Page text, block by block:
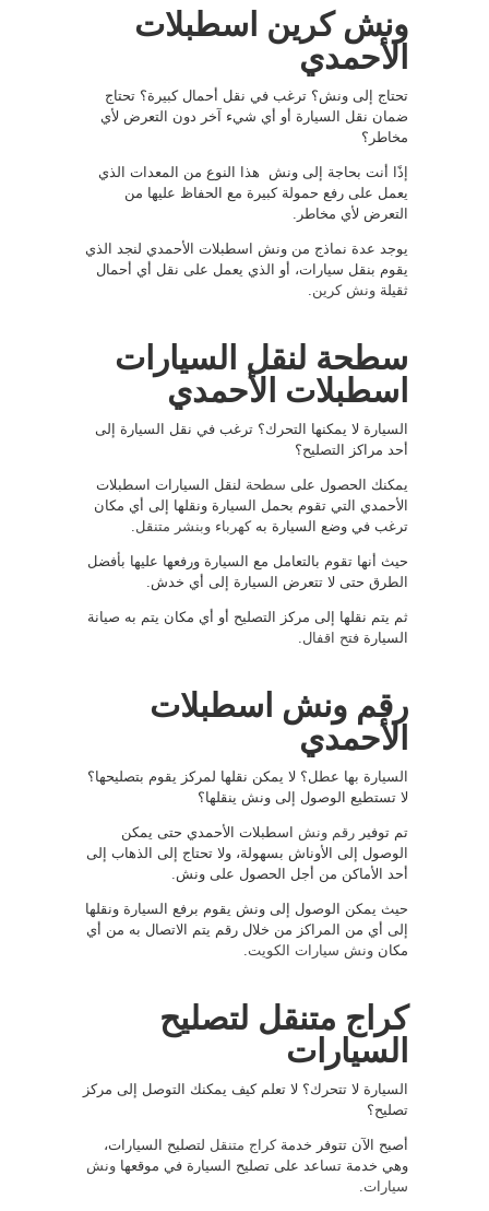
ونش كرين اسطبلات
الأحمدي
تحتاج إلى ونش؟ ترغب في نقل أحمال كبيرة؟ تحتاج
ضمان نقل السيارة أو أي شيء آخر دون التعرض لأي
مخاطر؟
إذًا أنت بحاجة إلى ونش هذا النوع من المعدات الذي
يعمل على رفع حمولة كبيرة مع الحفاظ عليها من
التعرض لأي مخاطر.
يوجد عدة نماذج من ونش اسطبلات الأحمدي لنجد الذي
يقوم بنقل سيارات، أو الذي يعمل على نقل أي أحمال
ثقيلة ونش كرين
سطحة لنقل السيارات
اسطبلات الأحمدي
السيارة لا يمكنها التحرك؟ ترغب في نقل السيارة إلى
أحد مراكز التصليح؟
يمكنك الحصول على سطحة لنقل السيارات اسطبلات
الأحمدي التي تقوم بحمل السيارة ونقلها إلى أي مكان
ترغب في وضع السيارة بهكهرباء وبنشر متنقل
حيث أنها تقوم بالتعامل مع السيارة ورفعها عليها بأفضل
الطرق حتى لا تتعرض السيارة إلى أي خدش.
ثم يتم نقلها إلى مركز التصليح أو أي مكان يتم به صيانة
السيارة فتح اقفال
رقم ونش اسطبلات
الأحمدي
السيارة بها عطل؟ لا يمكن نقلها لمركز يقوم بتصليحها؟
لا تستطيع الوصول إلى ونش ينقلها؟
تم توفير رقم ونش اسطبلات الأحمدي حتى يمكن
الوصول إلى الأوناش بسهولة، ولا تحتاج إلى الذهاب إلى
أحد الأماكن من أجل الحصول على ونش.
حيث يمكن الوصول إلى ونش يقوم برفع السيارة ونقلها
إلى أي من المراكز من خلال رقم يتم الاتصال به من أي
مكان ونش سيارات الكويت
كراج متنقل لتصليح
السيارات
السيارة لا تتحرك؟ لا تعلم كيف يمكنك التوصل إلى مركز
تصليح؟
أصبح الآن تتوفر خدمةكراج متنقل لتصليح السيارات،
وهي خدمة تساعد على تصليح السيارة في موقعها ونش
سيارات